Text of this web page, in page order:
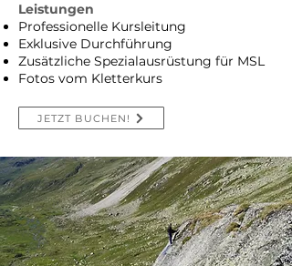
Leistungen
Professionelle Kursleitung
Exklusive Durchführung
Zusätzliche Spezialausrüstung für MSL
Fotos vom Kletterkurs
JETZT BUCHEN!